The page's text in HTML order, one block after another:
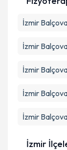
E-posta
İzmir
İzmir
İzmir
İzmir
İzmir
İzmir